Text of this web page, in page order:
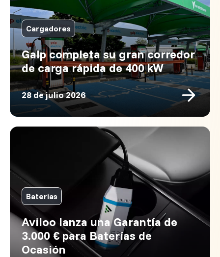
Cargadores
Galp completa su gran corredor
de carga rápida de 400 kW
28 de julio 2026
Baterías
Aviloo lanza una Garantía de
3.000 € para Baterías de
Ocasión